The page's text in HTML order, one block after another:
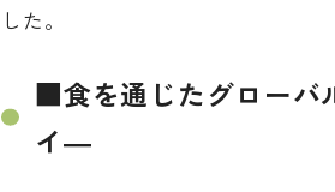
した。
■食を通じたグローバ
イ―